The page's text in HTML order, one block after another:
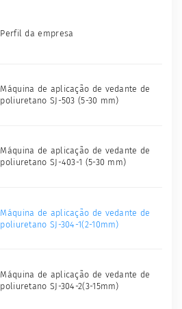
Perfil da empresa
Máquina de aplicação de vedante de
poliuretano SJ-503 (5-30 mm)
Máquina de aplicação de vedante de
poliuretano SJ-403-1 (5-30 mm)
Máquina de aplicação de vedante de
poliuretano SJ-304-1(2-10mm)
Máquina de aplicação de vedante de
poliuretano SJ-304-2(3-15mm)